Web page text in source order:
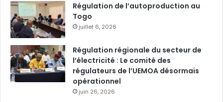
Régulation de l’autoproduction au
Togo
juillet 6, 2026
Régulation régionale du secteur de
l’électricité : Le comité des
régulateurs de l’UEMOA désormais
opérationnel
juin 26, 2026